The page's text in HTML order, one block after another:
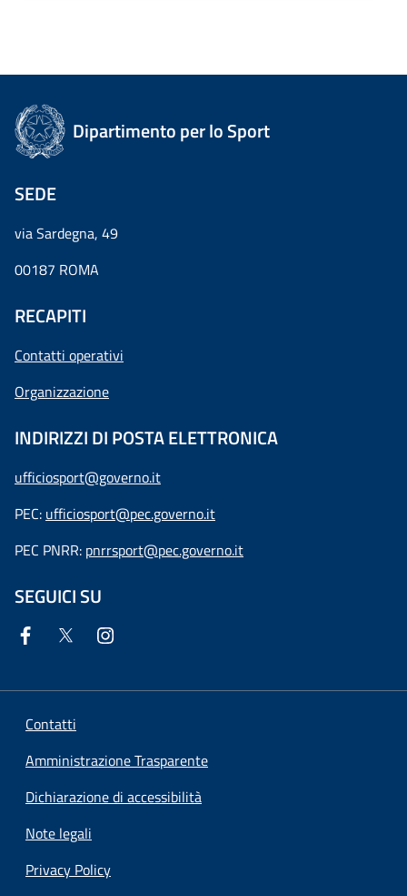
Dipartimento per lo Sport
SEDE
via Sardegna, 49
00187 ROMA
RECAPITI
Contatti operativi
Organizzazione
INDIRIZZI DI POSTA ELETTRONICA
ufficiosport@governo.it
PEC: ufficiosport@pec.governo.it
PEC PNRR: pnrrsport@pec.governo.it
SEGUICI SU
Contatti
Amministrazione Trasparente
Dichiarazione di accessibilità
Note legali
Privacy Policy